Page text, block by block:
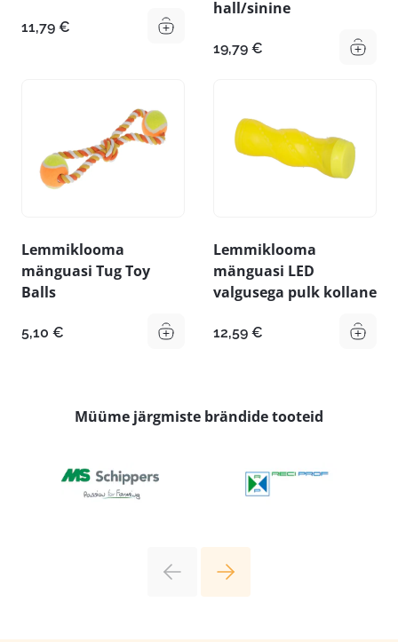
11,79 €
hall/sinine
19,79 €
Lemmiklooma
mänguasi Tug Toy
Balls
5,10 €
Lemmiklooma
mänguasi LED
valgusega pulk kollane
12,59 €
Müüme järgmiste brändide tooteid